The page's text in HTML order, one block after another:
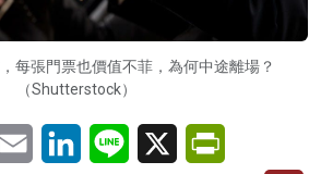
每張門票也價值不菲，為何中途離場？
（Shutterstock）
Email LinkedInLine X